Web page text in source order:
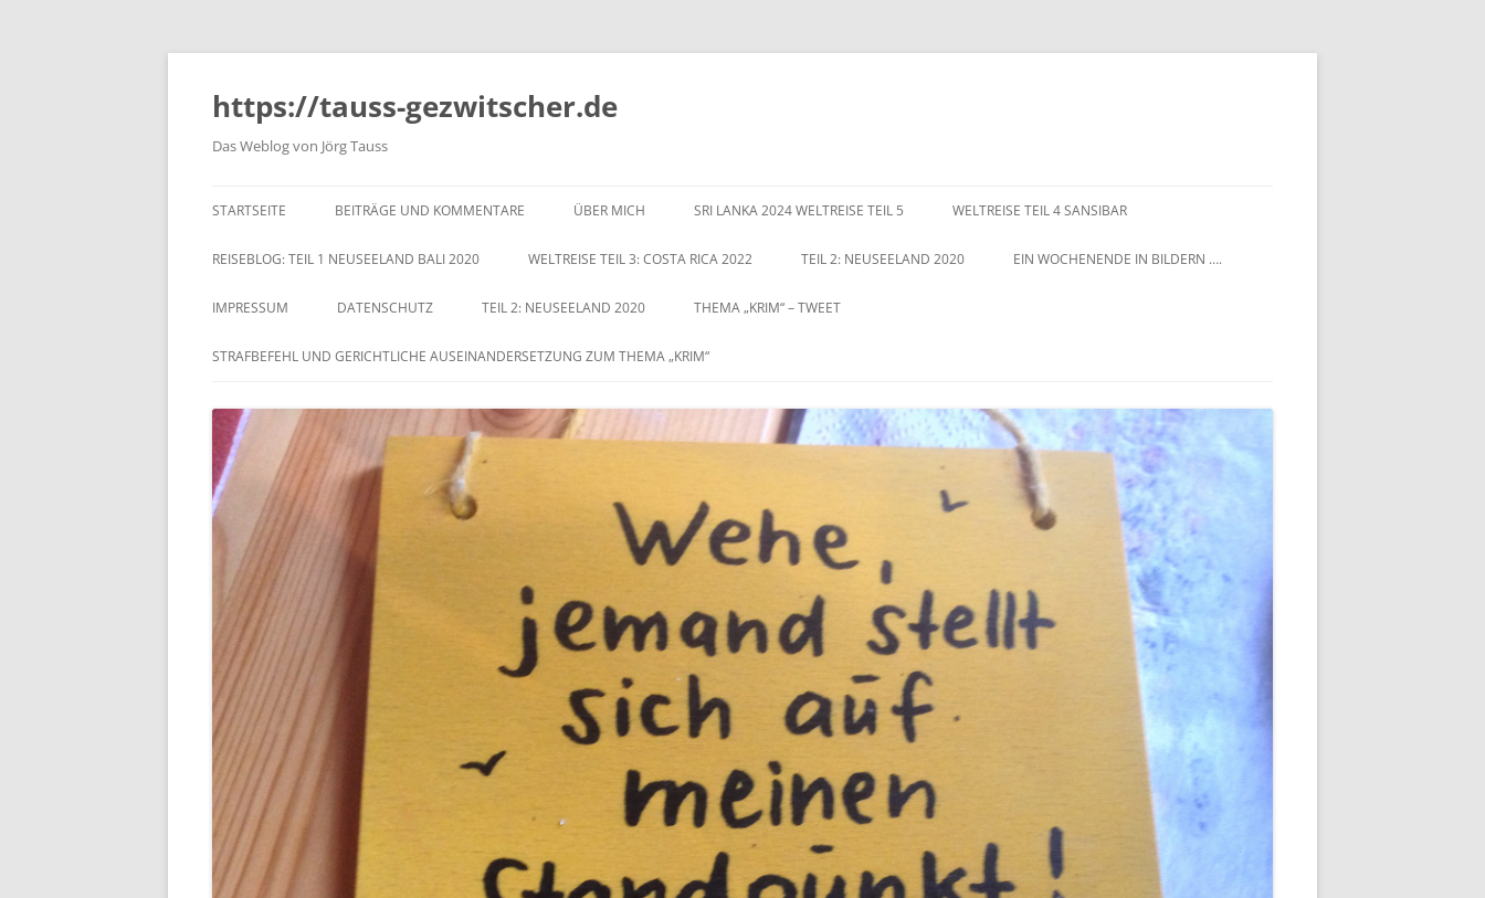
https://tauss-gezwitscher.de
Das Weblog von Jörg Tauss
Inhalt
STARTSEITE BEITRÄGE UND KOMMENTARE ÜBER MICH SRI LANKA 2024 WELTREISE TEIL 5 WELTREISE TEIL 4 SANSIBAR
REISEBLOG: TEIL 1 NEUSEELAND BALI 2020 WELTREISE TEIL 3: COSTA RICA 2022 TEIL 2: NEUSEELAND 2020 EIN WOCHENENDE IN BILDERN ….
IMPRESSUM DATENSCHUTZ TEIL 2: NEUSEELAND 2020 THEMA „KRIM“ – TWEET
STRAFBEFEHL UND GERICHTLICHE AUSEINANDERSETZUNG ZUM THEMA „KRIM“